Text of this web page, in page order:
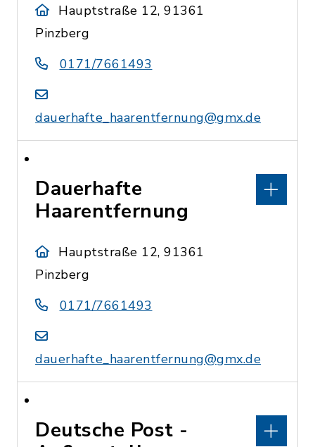
Hauptstraße 12, 91361
Pinzberg
0171/7661493
dauerhafte_haarentfernung@gmx.de
Dauerhafte
Haarentfernung
Hauptstraße 12, 91361
Pinzberg
0171/7661493
dauerhafte_haarentfernung@gmx.de
Deutsche Post -